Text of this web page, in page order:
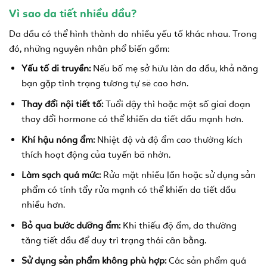
Vì sao da tiết nhiều dầu?
Da dầu có thể hình thành do nhiều yếu tố khác nhau. Trong
đó, những nguyên nhân phổ biến gồm:
Yếu tố di truyền:Nếu bố mẹ sở hữu làn da dầu, khả năng
bạn gặp tình trạng tương tự sẽ cao hơn.
Thay đổi nội tiết tố:Tuổi dậy thì hoặc một số giai đoạn
thay đổi hormone có thể khiến da tiết dầu mạnh hơn.
Khí hậu nóng ẩm: Nhiệt độ và độ ẩm cao thường kích
thích hoạt động của tuyến bã nhờn.
Làm sạch quá mức:Rửa mặt nhiều lần hoặc sử dụng sản
phẩm có tính tẩy rửa mạnh có thể khiến da tiết dầu
nhiều hơn.
Bỏ qua bước dưỡng ẩm:Khi thiếu độ ẩm, da thường
tăng tiết dầu để duy trì trạng thái cân bằng.
Sử dụng sản phẩm không phù hợp:Các sản phẩm quá